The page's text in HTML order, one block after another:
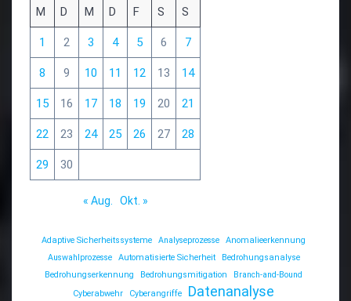
M D M D F S S
1 2 3 4 5 6 7
8 9 10 11 12 13 14
15 16 17 18 19 20 21
22 23 24 25 26 27 28
29 30
« Aug. Okt. »
Adaptive Sicherheitssysteme Analyseprozesse
Anomalieerkennung
Auswahlprozesse
Automatisierte Sicherheit
Bedrohungsanalyse
Bedrohungserkennung
Bedrohungsmitigation
Branch-and-Bound
Cyberabwehr
Cyberangriffe Datenanalyse